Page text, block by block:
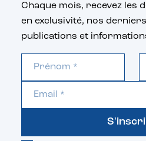
Chaque mois, recevez les
en exclusivité, nos
publications et